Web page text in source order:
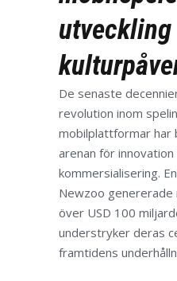
utveckling
De senaste
revolution inom
mobilplattformar har
arenan för innovation
kommersialisering.
Newzoo genererade
över USD 100
understryker deras
framtidens